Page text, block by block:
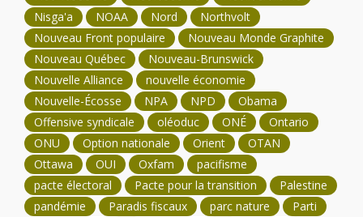
Nisga'a
NOAA Nord
Northvolt
Nouveau Front populaire
Nouveau Monde Graphite
Nouveau Québec
Nouveau-Brunswick
Nouvelle Alliance
nouvelle économie
Nouvelle-Écosse
NPA NPD
Obama
Offensive syndicale
oléoduc ONÉ
Ontario
ONU
Option nationale Orient
OTAN
Ottawa
OUI Oxfam
pacifisme
pacte électoral
Pacte pour la transition
Palestine
pandémie
Paradis fiscaux parc nature
Parti